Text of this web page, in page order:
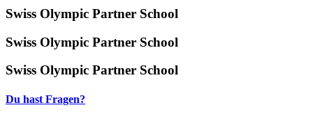
Swiss Olympic Partner School
Swiss Olympic Partner School
Swiss Olympic Partner School
Du hast Fragen?